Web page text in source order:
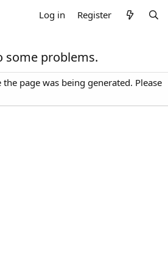
Log in Register
some problems.
page was being generated. Please